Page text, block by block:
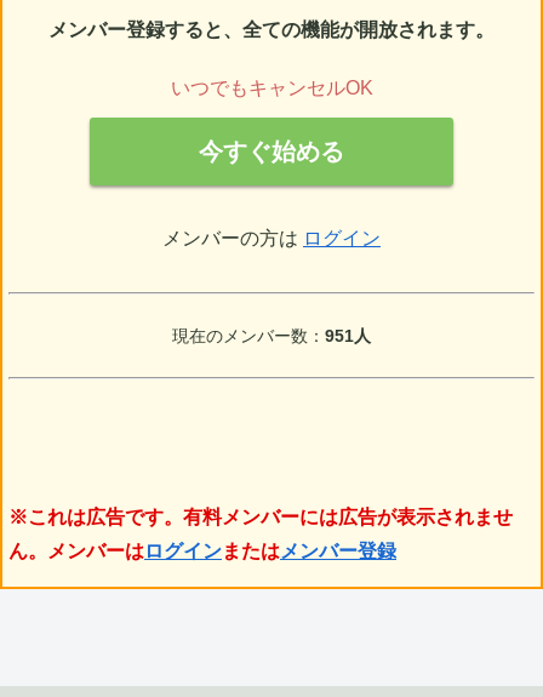
メンバー登録すると、全ての機能が開放されます。
いつでもキャンセルOK
今すぐ始める
メンバーの方は ログイン
現在のメンバー数： 951人
※これは広告です。有料メンバーには広告が表示されませ
ん。メンバーは ログインまたは メンバー登録